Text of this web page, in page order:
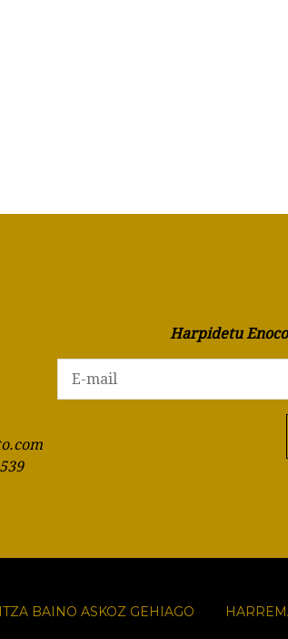
Harpidetu
BAINO ASKOZ GEHIAGO